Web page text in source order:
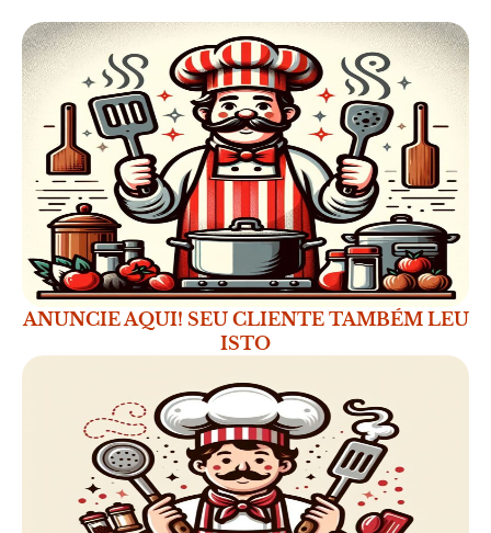
ANUNCIE AQUI! SEU CLIENTE TAMBÉM LEU
ISTO